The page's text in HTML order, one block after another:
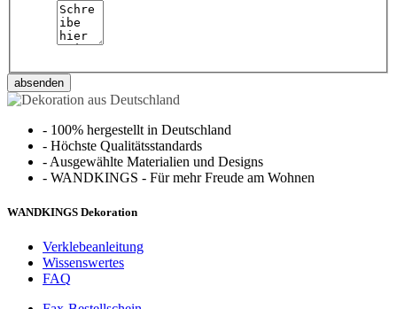
absenden
- 100% hergestellt in Deutschland
- Höchste Qualitätsstandards
- Ausgewählte Materialien und Designs
- WANDKINGS - Für mehr Freude am Wohnen
WANDKINGS Dekoration
Verklebeanleitung
Wissenswertes
FAQ